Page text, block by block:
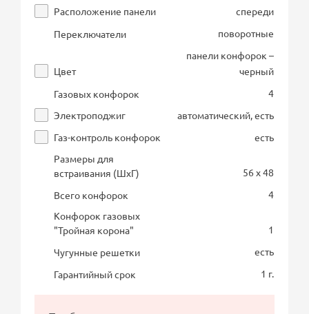
Расположение панели
спереди
Переключатели
поворотные
Цвет
панели конфорок –
черный
Газовых конфорок
4
Электроподжиг
автоматический, есть
Газ-контроль конфорок
есть
Размеры для
встраивания (ШхГ)
56 x 48
Всего конфорок
4
Конфорок газовых
"Тройная корона"
1
Чугунные решетки
есть
Гарантийный срок
1 г.